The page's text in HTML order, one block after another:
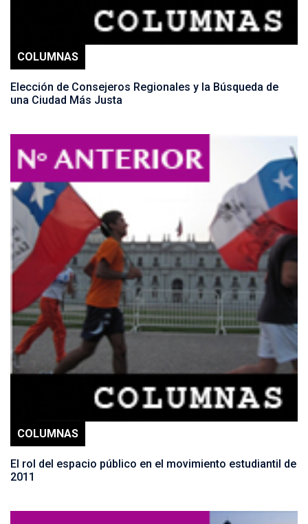
COLUMNAS
Elección de Consejeros Regionales y la Búsqueda de
una Ciudad Más Justa
COLUMNAS
El rol del espacio público en el movimiento estudiantil de
2011